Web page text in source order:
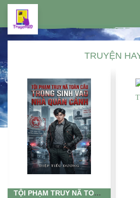
TRUYỆN
TỘI PHẠM TRUY NÃ TOÀN CẦU TRỌNG SINH VÀO NHÀ QUÂN CẢNH (DỊCH)